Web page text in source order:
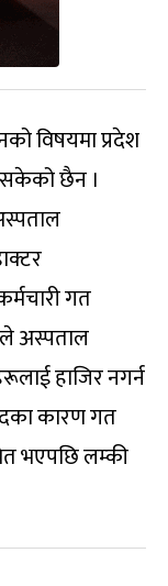
विषयमा प्रदेश
सकेको छैन ।
गत
अस्पताल
हाजिर नगर्न
कारण गत
भएपछि लम्की